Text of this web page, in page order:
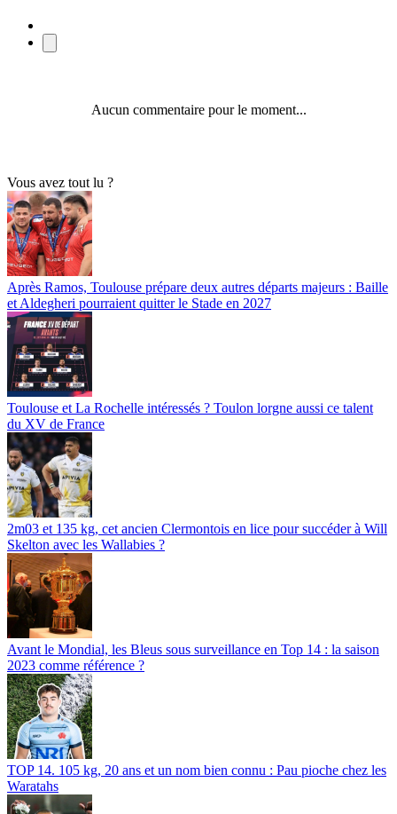
Aucun commentaire pour le moment...
Vous avez tout lu ?
Après Ramos, Toulouse prépare deux autres départs majeurs : Baille
et Aldegheri pourraient quitter le Stade en 2027
Toulouse et La Rochelle intéressés ? Toulon lorgne aussi ce talent
du XV de France
2m03 et 135 kg, cet ancien Clermontois en lice pour succéder à Will
Skelton avec les Wallabies ?
Avant le Mondial, les Bleus sous surveillance en Top 14 : la saison
2023 comme référence ?
TOP 14. 105 kg, 20 ans et un nom bien connu : Pau pioche chez les
Waratahs